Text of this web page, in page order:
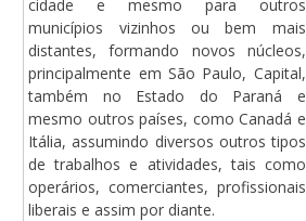
cidade e mesmo para outros
municípios vizinhos ou bem mais
distantes, formando novos núcleos,
principalmente em São Paulo, Capital,
também no Estado do Paraná e
mesmo outros países, como Canadá e
Itália, assumindo diversos outros tipos
de trabalhos e atividades, tais como
operários, comerciantes, profissionais
liberais e assim por diante.